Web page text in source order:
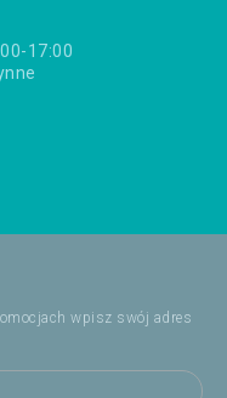
17:00
wpisz swój adres